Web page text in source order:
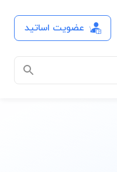
عضویت اساتید